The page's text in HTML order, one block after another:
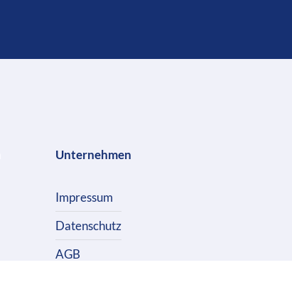
Unternehmen
Impressum
Datenschutz
AGB